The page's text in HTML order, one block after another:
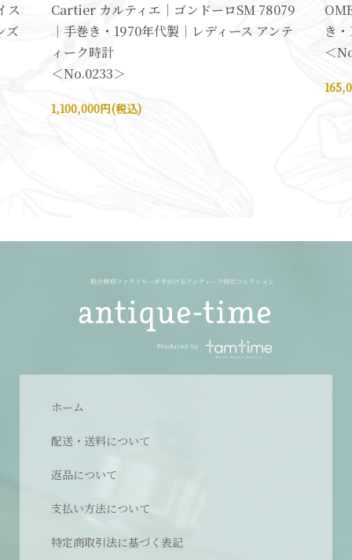
ス
ズ
Cartier カルティエ｜ゴンドーロSM 78079
｜手巻き・1970年代製｜レディース アンテ
ィーク時計
＜No.0233＞
1,100,000円(税込)
き
＜
ホーム
配送・送料について
返品について
支払い方法について
特定商取引法に基づく表記